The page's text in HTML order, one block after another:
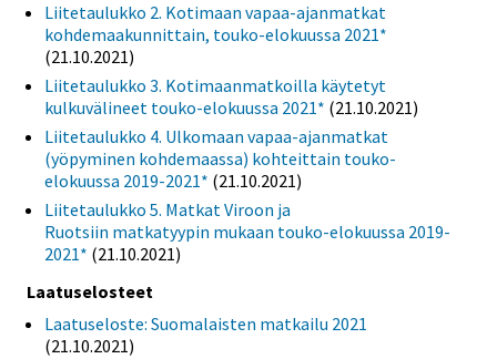
Liitetaulukko 2. Kotimaan vapaa-ajanmatkat
kohdemaakunnittain, touko-elokuussa 2021*
(21.10.2021)
Liitetaulukko 3. Kotimaanmatkoilla käytetyt
kulkuvälineet touko-elokuussa 2021* (21.10.2021)
Liitetaulukko 4. Ulkomaan vapaa-ajanmatkat
(yöpyminen kohdemaassa) kohteittain touko-
elokuussa 2019-2021* (21.10.2021)
Liitetaulukko 5. Matkat Viroon ja
Ruotsiin matkatyypin mukaan touko-elokuussa 2019-
2021* (21.10.2021)
Laatuselosteet
Laatuseloste: Suomalaisten matkailu 2021
(21.10.2021)